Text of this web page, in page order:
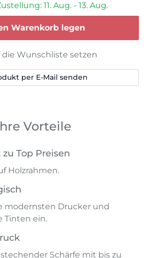
11. Aug. - 13. Aug.
Warenkorb legen
die Wunschliste setzen
per E-Mail senden
Vorteile
Top Preisen
Holzrahmen.
modernsten Drucker und
Tinten ein.
Schärfe mit bis zu